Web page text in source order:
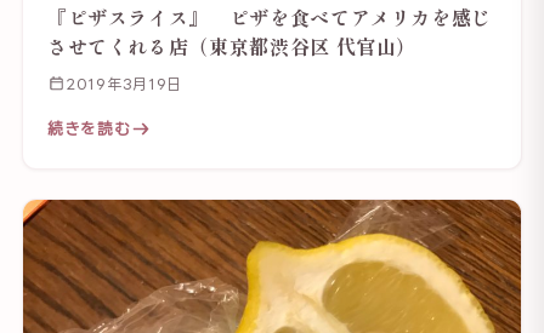
『ピザスライス』 ピザを食べてアメリカを感じ
させてくれる店（東京都渋谷区 代官山）
2019年3月19日
続きを読む